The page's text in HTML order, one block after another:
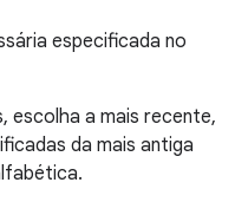
especificada no
escolha a mais recente,
da mais antiga